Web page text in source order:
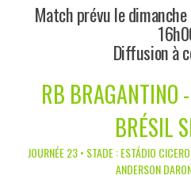
Match prévu le
Diffusion à
RB BRAGANTINO
BRÉSIL
JOURNÉE 23 • STADE : ESTÁDIO
ANDERSON